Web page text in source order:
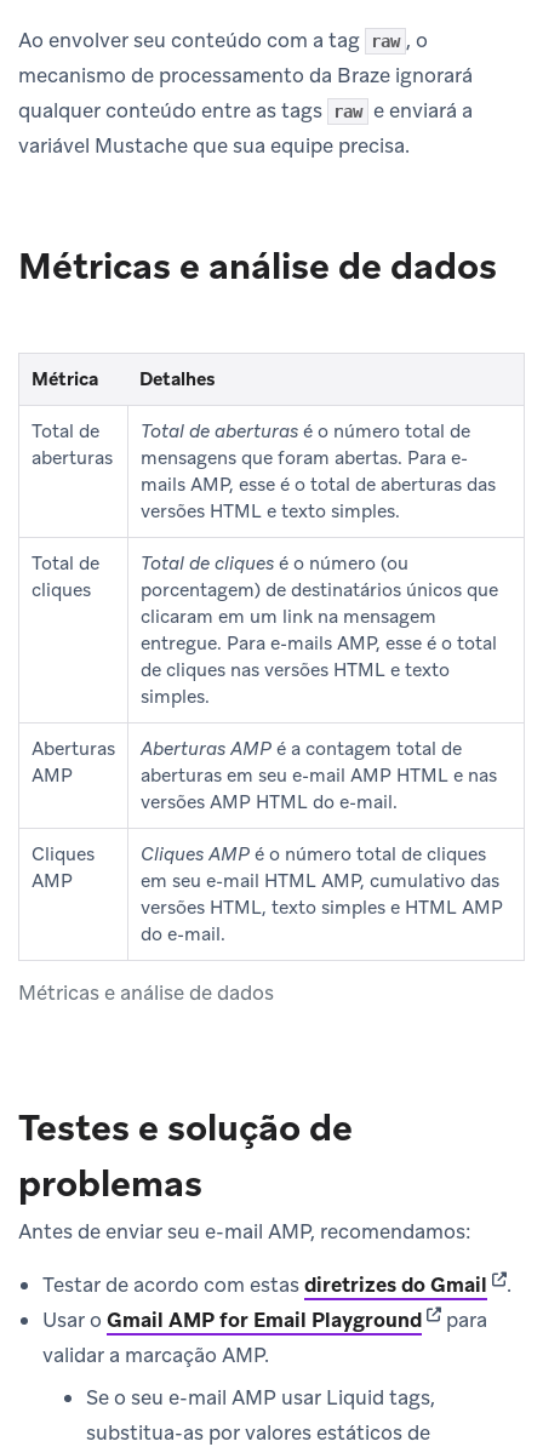
Ao envolver seu conteúdo com a tag raw , o
mecanismo de processamento da Braze ignorará
qualquer conteúdo entre as tags
raw e enviará a
variável Mustache que sua equipe precisa.
Métricas e análise de dados
Métricas e análise de dados
Métrica Detalhes
Total de
aberturas
Total de aberturas é o número total de
mensagens que foram abertas. Para e-
mails AMP, esse é o total de aberturas das
versões HTML e texto simples.
Total de
cliques
Total de cliques é o número (ou
porcentagem) de destinatários únicos que
clicaram em um link na mensagem
entregue. Para e-mails AMP, esse é o total
de cliques nas versões HTML e texto
simples.
Aberturas
AMP
Aberturas AMP é a contagem total de
aberturas em seu e-mail AMP HTML e nas
versões AMP HTML do e-mail.
Cliques
AMP
Cliques AMP é o número total de cliques
em seu e-mail HTML AMP, cumulativo das
versões HTML, texto simples e HTML AMP
do e-mail.
Testes e solução de
problemas
Antes de enviar seu e-mail AMP, recomendamos:
Testar de acordo com estasdiretrizes do Gmail
.
Usar o Gmail AMP for Email Playground(opens in
para
validar a marcação AMP.
Se o seu e-mail AMP usar Liquid tags,
substitua-as por valores estáticos de